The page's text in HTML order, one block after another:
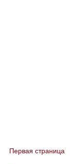
You are here
Первая страница